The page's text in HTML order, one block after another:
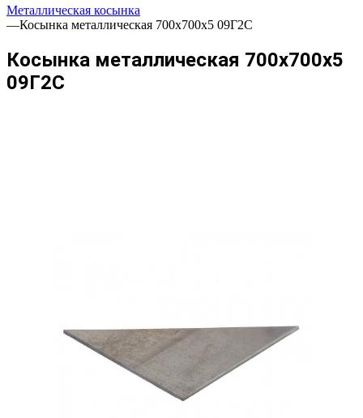
Металлическая косынка
—Косынка металлическая 700х700х5 09Г2С
Косынка металлическая 700х700х5
09Г2С